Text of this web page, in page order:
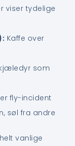
viser tydelige
Kaffe over
som
fly-incident
søl fra andre
vanlige